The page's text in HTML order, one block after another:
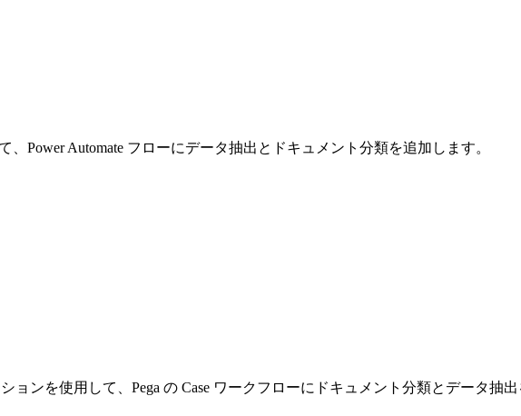
Power Automate フローにデータ抽出とドキュメント分類を追加します。
ョンを使用して、Pega の Case ワークフローにドキュメント分類とデータ抽出